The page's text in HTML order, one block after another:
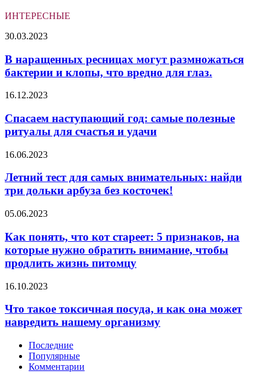
ИНТЕРЕСНЫЕ
В
ресницах
могут
размножаться
и
что
вредно
глаз.
30.03.2023
В наращенных ресницах могут размножаться
бактерии и клопы, что вредно для глаз.
Спасаем
год:
самые
полезные
для
и
удачи
16.12.2023
Спасаем наступающий год: самые полезные
ритуалы для счастья и удачи
Летний
для
внимательных:
три
арбуза
без
косточек!
16.06.2023
Летний тест для самых внимательных: найди
три дольки арбуза без косточек!
Как
что
кот
стареет:
5
на
нужно
обратить
внимание,
чтобы
продлить
жизнь
питомцу
05.06.2023
Как понять, что кот стареет: 5 признаков, на
которые нужно обратить внимание, чтобы
продлить жизнь питомцу
Что
токсичная
и
может
навредить
16.10.2023
Что такое токсичная посуда, и как она может
навредить нашему организму
Последние
Популярные
Комментарии